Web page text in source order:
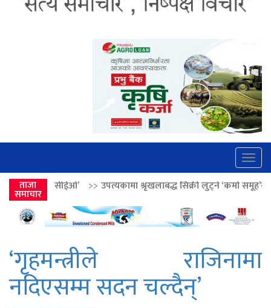
ताजा
समाचार
>>उपत्यकामा श्रृंखलाबद्ध सिक्री लुट्ने ‘कर्मा समूह’का नाइकेसहित पाँच
‘गृहमन्त्रीले राजिनामा
नदिएसम्म सदन चल्दैन्’